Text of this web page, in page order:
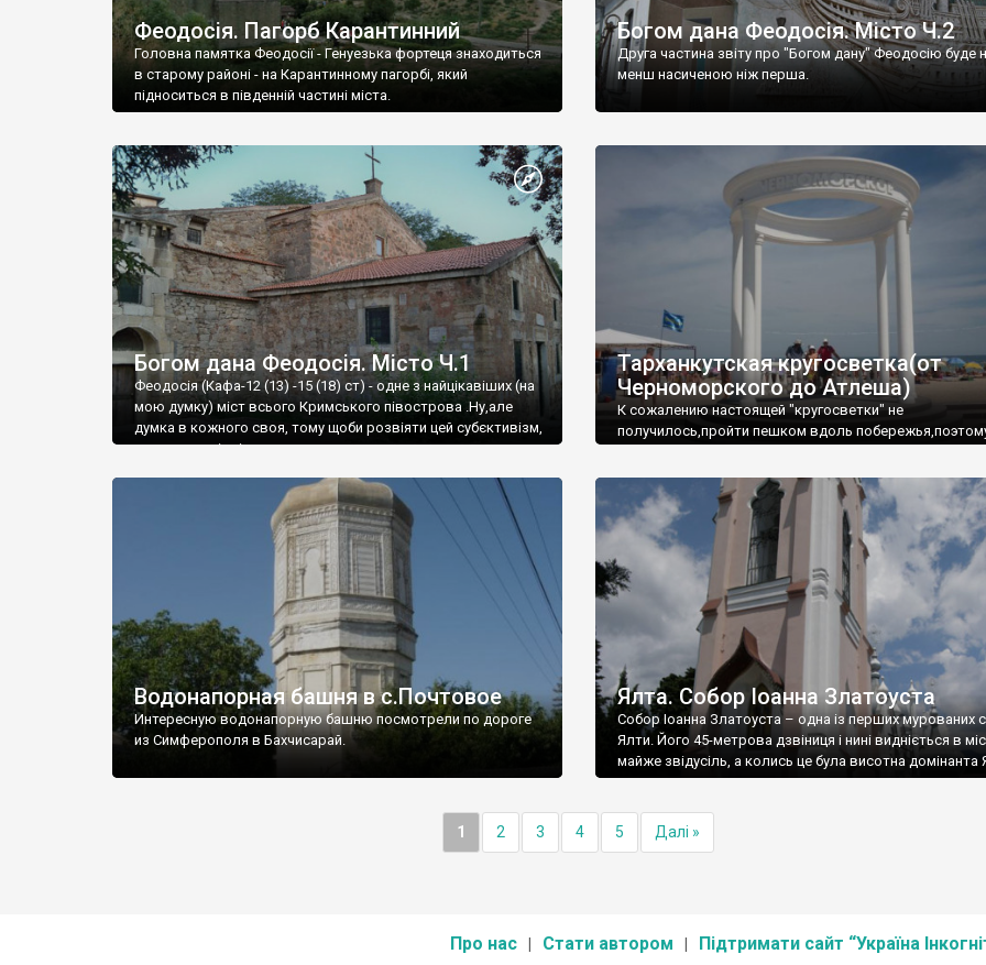
Феодосія. Пагорб Карантинний
Головна памятка Феодосії - Генуезька фортеця знаходиться
в старому районі - на Карантинному пагорбі, який
підноситься в південній частині міста.
Богом дана Феодосія. Місто Ч.2
Друга частина звіту про "Богом дану" Феодосію буде
менш насиченою ніж перша.
Богом дана Феодосія. Місто Ч.1
Феодосія (Кафа-12 (13) -15 (18) ст) - одне з найцікавіших (на
мою думку) міст всього Кримського півострова .Ну,але
думка в кожного своя, тому щоби розвіяти цей субєктивізм,
запрошую відвідати це
Тарханкутская кругосветка(от
Черноморского до Атлеша)
К сожалению настоящей "кругосветки" не
получилось,пройти пешком вдоль
Водонапорная башня в с.Почтовое
Интересную водонапорную башню посмотрели по дороге
из Симферополя в Бахчисарай.
Ялта. Собор Іоанна Златоуста
Собор Іоанна Златоуста – одна із перших мурованих
Ялти. Його 45-метрова дзвіниця і нині видніється в
майже звідусіль, а колись це була висотна домінанта
1 2 3 4 5 Далі »
Про нас Стати автором Підтримати сайт “Україна